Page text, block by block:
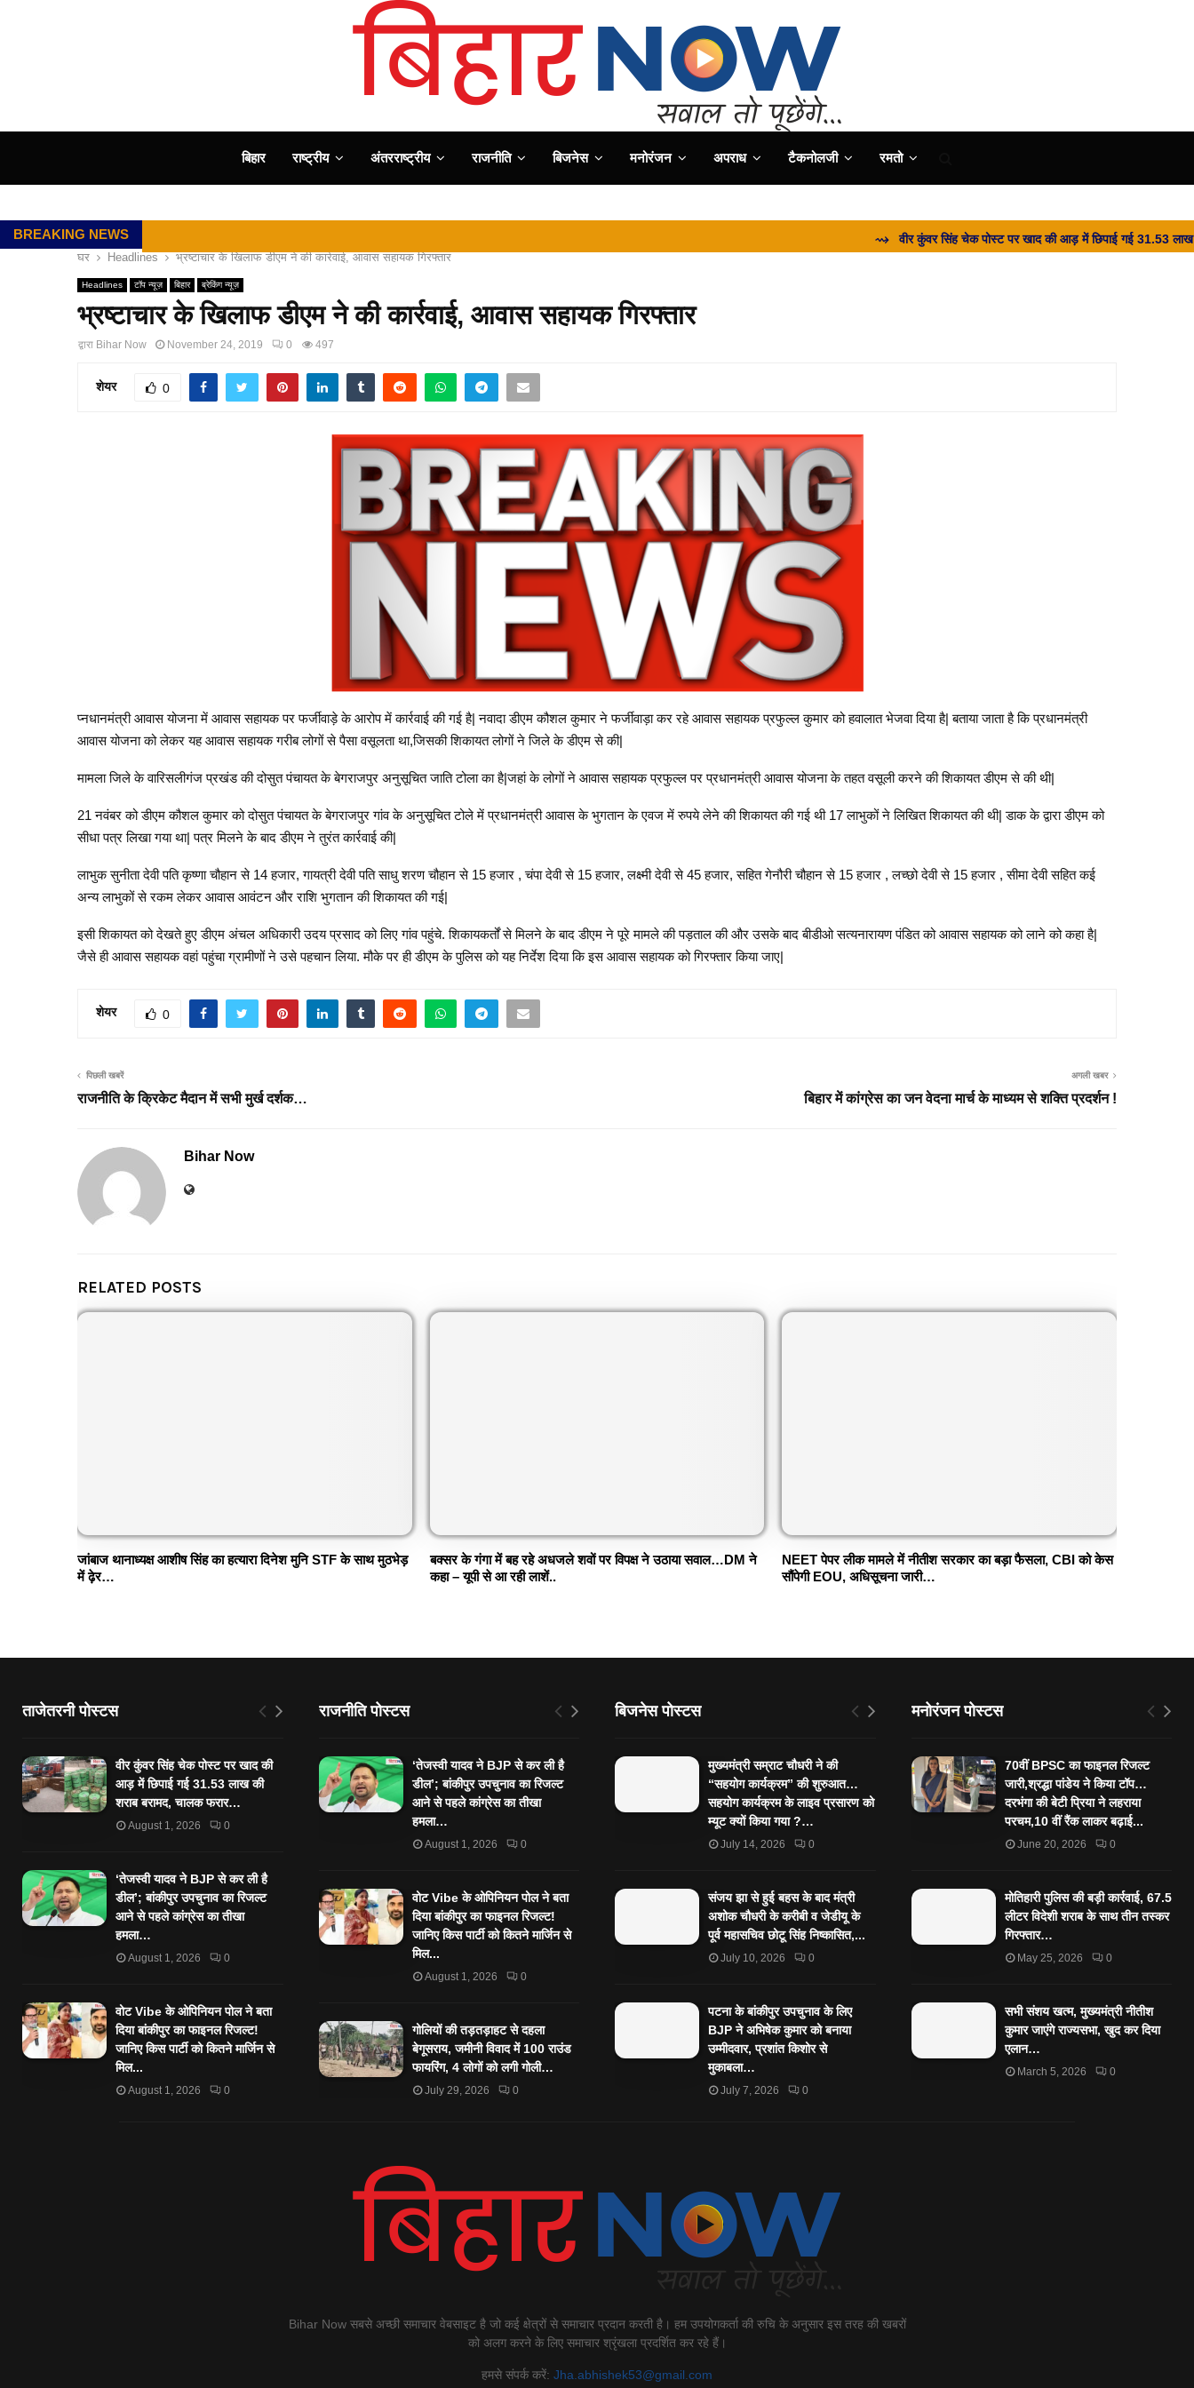
बिहार राष्ट्रीय अंतरराष्ट्रीय राजनीति बिजनेस मनोरंजन अपराध टैकनोलजी रमतो
BREAKING NEWS ⇝ वीर कुंवर सिंह चेक पोस्ट पर खाद की आड़ में छिपाई गई 31.53 लाख की
घर Headlines भ्रष्टाचार के खिलाफ डीएम ने की कार्रवाई, आवास सहायक गिरफ्तार
Headlines टॉप न्यूज़ बिहार ब्रेकिंग न्यूज़
भ्रष्टाचार के खिलाफ डीएम ने की कार्रवाई, आवास सहायक गिरफ्तार
द्वारा Bihar Now November 24, 2019 0 497
शेयर 0
प्नधानमंत्री आवास योजना में आवास सहायक पर फर्जीवाड़े के आरोप में कार्रवाई की गई है| नवादा डीएम कौशल कुमार ने फर्जीवाड़ा कर रहे आवास सहायक प्रफुल्ल कुमार को हवालात भेजवा दिया है| बताया जाता है कि प्रधानमंत्री
आवास योजना को लेकर यह आवास सहायक गरीब लोगों से पैसा वसूलता था,जिसकी शिकायत लोगों ने जिले के डीएम से की|
मामला जिले के वारिसलीगंज प्रखंड की दोसुत पंचायत के बेगराजपुर अनुसूचित जाति टोला का है|जहां के लोगों ने आवास सहायक प्रफुल्ल पर प्रधानमंत्री आवास योजना के तहत वसूली करने की शिकायत डीएम से की थी|
21 नवंबर को डीएम कौशल कुमार को दोसुत पंचायत के बेगराजपुर गांव के अनुसूचित टोले में प्रधानमंत्री आवास के भुगतान के एवज में रुपये लेने की शिकायत की गई थी 17 लाभुकों ने लिखित शिकायत की थी| डाक के द्वारा डीएम को
सीधा पत्र लिखा गया था| पत्र मिलने के बाद डीएम ने तुरंत कार्रवाई की|
लाभुक सुनीता देवी पति कृष्णा चौहान से 14 हजार, गायत्री देवी पति साधु शरण चौहान से 15 हजार , चंपा देवी से 15 हजार, लक्ष्मी देवी से 45 हजार, सहित गेनौरी चौहान से 15 हजार , लच्छो देवी से 15 हजार , सीमा देवी सहित कई
अन्य लाभुकों से रकम लेकर आवास आवंटन और राशि भुगतान की शिकायत की गई|
इसी शिकायत को देखते हुए डीएम अंचल अधिकारी उदय प्रसाद को लिए गांव पहुंचे. शिकायकर्तों से मिलने के बाद डीएम ने पूरे मामले की पड़ताल की और उसके बाद बीडीओ सत्यनारायण पंडित को आवास सहायक को लाने को कहा है|
जैसे ही आवास सहायक वहां पहुंचा ग्रामीणों ने उसे पहचान लिया. मौके पर ही डीएम के पुलिस को यह निर्देश दिया कि इस आवास सहायक को गिरफ्तार किया जाए|
शेयर 0
पिछली खबरें
राजनीति के क्रिकेट मैदान में सभी मुर्ख दर्शक…
अगली खबर
बिहार में कांग्रेस का जन वेदना मार्च के माध्यम से शक्ति प्रदर्शन !
Bihar Now
RELATED POSTS
जांबाज थानाध्यक्ष आशीष सिंह का हत्यारा दिनेश मुनि STF के साथ मुठभेड़
में ढ़ेर…
बक्सर के गंगा में बह रहे अधजले शवों पर विपक्ष ने उठाया सवाल…DM ने
कहा – यूपी से आ रही लाशें..
NEET पेपर लीक मामले में नीतीश सरकार का बड़ा फैसला, CBI को केस
सौंपेगी EOU, अधिसूचना जारी…
ताजेतरनी पोस्टस
वीर कुंवर सिंह चेक पोस्ट पर खाद की
आड़ में छिपाई गई 31.53 लाख की
शराब बरामद, चालक फरार…
August 1, 2026 0
‘तेजस्‍वी यादव ने BJP से कर ली है
डील’; बांकीपुर उपचुनाव का रिजल्‍ट
आने से पहले कांग्रेस का तीखा
हमला…
August 1, 2026 0
वोट Vibe के ओपिनियन पोल ने बता
दिया बांकीपुर का फाइनल रिजल्ट!
जानिए किस पार्टी को कितने मार्जिन से
मिल...
August 1, 2026 0
राजनीति पोस्टस
‘तेजस्‍वी यादव ने BJP से कर ली है
डील’; बांकीपुर उपचुनाव का रिजल्‍ट
आने से पहले कांग्रेस का तीखा
हमला…
August 1, 2026 0
वोट Vibe के ओपिनियन पोल ने बता
दिया बांकीपुर का फाइनल रिजल्ट!
जानिए किस पार्टी को कितने मार्जिन से
मिल...
August 1, 2026 0
गोलियों की तड़तड़ाहट से दहला
बेगूसराय, जमीनी विवाद में 100 राउंड
फायरिंग, 4 लोगों को लगी गोली…
July 29, 2026 0
बिजनेस पोस्टस
मुख्यमंत्री सम्राट चौधरी ने की
“सहयोग कार्यक्रम” की शुरुआत…
सहयोग कार्यक्रम के लाइव प्रसारण को
म्यूट क्यों किया गया ?…
July 14, 2026 0
संजय झा से हुई बहस के बाद मंत्री
अशोक चौधरी के करीबी व जेडीयू के
पूर्व महासचिव छोटू सिंह निष्कासित,...
July 10, 2026 0
पटना के बांकीपुर उपचुनाव के लिए
BJP ने अभिषेक कुमार को बनाया
उम्मीदवार, प्रशांत किशोर से
मुकाबला…
July 7, 2026 0
मनोरंजन पोस्टस
70वीं BPSC का फाइनल रिजल्ट
जारी,श्रद्धा पांडेय ने किया टॉप…
दरभंगा की बेटी प्रिया ने लहराया
परचम,10 वीं रैंक लाकर बढ़ाई...
June 20, 2026 0
मोतिहारी पुलिस की बड़ी कार्रवाई, 67.5
लीटर विदेशी शराब के साथ तीन तस्कर
गिरफ्तार…
May 25, 2026 0
सभी संशय खत्म, मुख्यमंत्री नीतीश
कुमार जाएंगे राज्यसभा, खुद कर दिया
एलान…
March 5, 2026 0
Bihar Now सबसे अच्छी समाचार वेबसाइट है जो कई क्षेत्रों से समाचार प्रदान करती है। हम उपयोगकर्ता की रुचि के अनुसार इस तरह की खबरों
को अलग करने के लिए समाचार श्रृंखला प्रदर्शित कर रहे हैं।
हमसे संपर्क करें: Jha.abhishek53@gmail.com